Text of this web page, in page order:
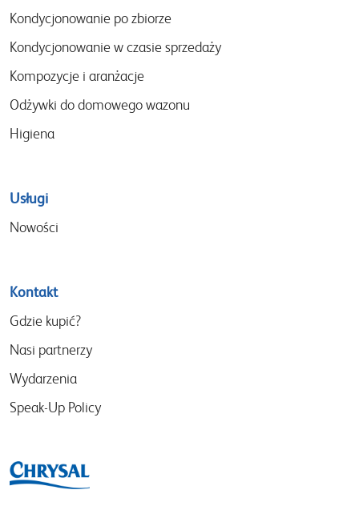
menu
Kondycjonowanie po zbiorze
Kondycjonowanie w czasie sprzedaży
Kompozycje i aranżacje
Odżywki do domowego wazonu
Higiena
Usługi
Nowości
Kontakt
Gdzie kupić?
Nasi partnerzy
Wydarzenia
Speak-Up Policy